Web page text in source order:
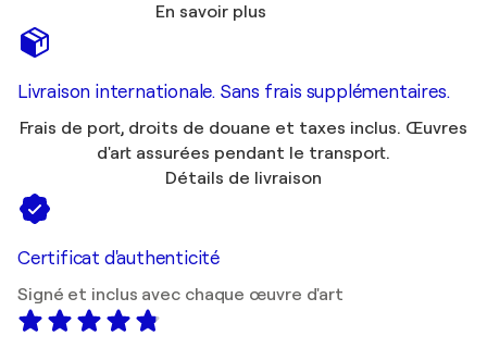
En savoir plus
Livraison internationale. Sans frais supplémentaires.
Frais de port, droits de douane et taxes inclus. Œuvres
d'art assurées pendant le transport.
Détails de livraison
Certificat d'authenticité
Signé et inclus avec chaque œuvre d'art